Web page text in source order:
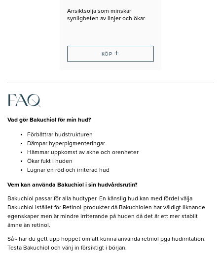
Ansiktsolja som minskar
synligheten av linjer och ökar
KÖP +
FAQ
Vad gör Bakuchiol för min hud?
Förbättrar hudstrukturen
Dämpar hyperpigmenteringar
Hämmar uppkomst av akne och orenheter
Ökar fukt i huden
Lugnar en röd och irriterad hud
Vem kan använda Bakuchiol i sin hudvårdsrutin?
Bakuchiol passar för alla hudtyper. En känslig hud kan med fördel välja
Bakuchiol istället för Retinol-produkter då Bakuchiolen har väldigt liknande
egenskaper men är mindre irriterande på huden då det är ett mer stabilt
ämne än retinol.
Så - har du gett upp hoppet om att kunna använda retniol pga hudirritation.
Testa Bakuchiol och vänj in försiktigt i början.